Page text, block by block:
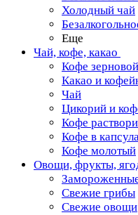
Холодный чай
Еще
Чай, кофе, какао
Кофе зерновой
Какао и
Чай
Цикорий и
Кофе
Кофе в
Кофе молотый
Овощи, фрукты,
Свежие грибы
Свежие овощи